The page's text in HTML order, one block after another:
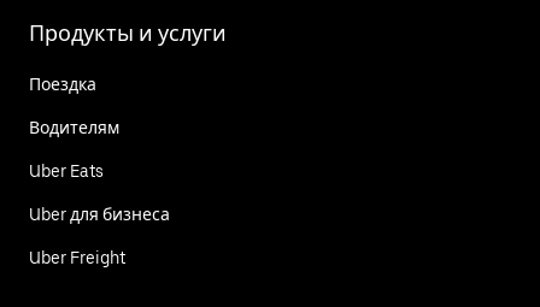
Продукты и услуги
Поездка
Водителям
Uber Eats
Uber для бизнеса
Uber Freight